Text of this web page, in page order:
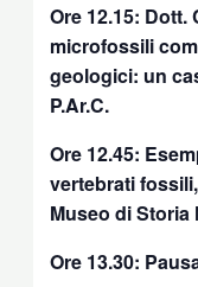
Ore 12.15: Dott.
microfossili
geologici: un
P.Ar.C.
Ore 12.45:
vertebrati
Museo di Storia
Ore 13.30: